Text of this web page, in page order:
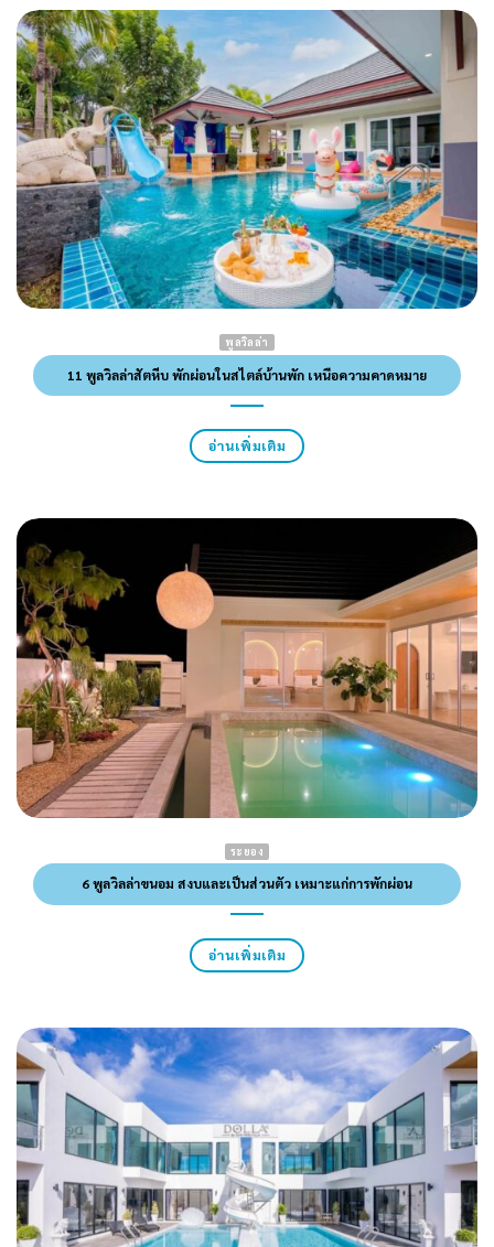
พูลวิลล่า
11 พูลวิลล่าสัตหีบ พักผ่อนในสไตล์บ้านพัก เหนือความคาดหมาย
อ่านเพิ่มเติม
ระยอง
6 พูลวิลล่าขนอม สงบและเป็นส่วนตัว เหมาะแก่การพักผ่อน
อ่านเพิ่มเติม